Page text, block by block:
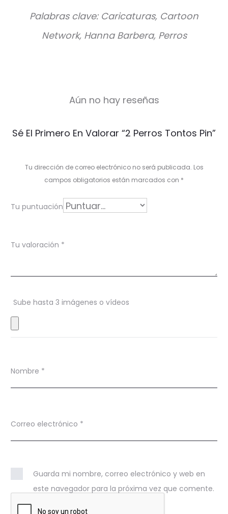
Palabras clave: Caricaturas, Cartoon
Network, Hanna Barbera, Perros
V
a
r
i
o
e
s
Aún no hay reseñas
Sé El Primero En Valorar “2 Perros Tontos Pin”
Tu dirección de correo electrónico no será publicada. Los
campos obligatorios están marcados con *
Tu puntuación
Tu valoración *
Sube hasta 3 imágenes o vídeos
Nombre *
Correo electrónico *
Guarda mi nombre, correo electrónico y web en
este navegador para la próxima vez que comente.